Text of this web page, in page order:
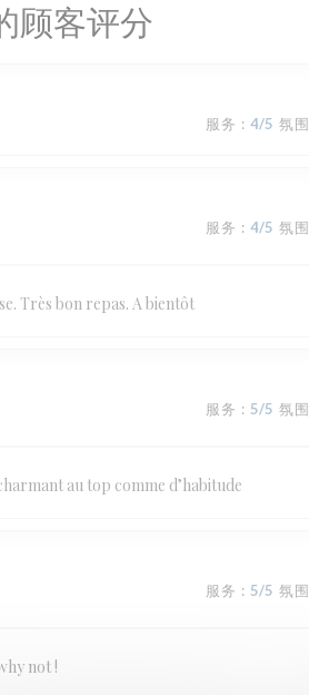
顾客评分
服务 : 4/5 氛围
服务 : 4/5 氛围
Très bon repas. A bientôt
服务 : 5/5 氛围
au top comme d’habitude
服务 : 5/5 氛围
not !